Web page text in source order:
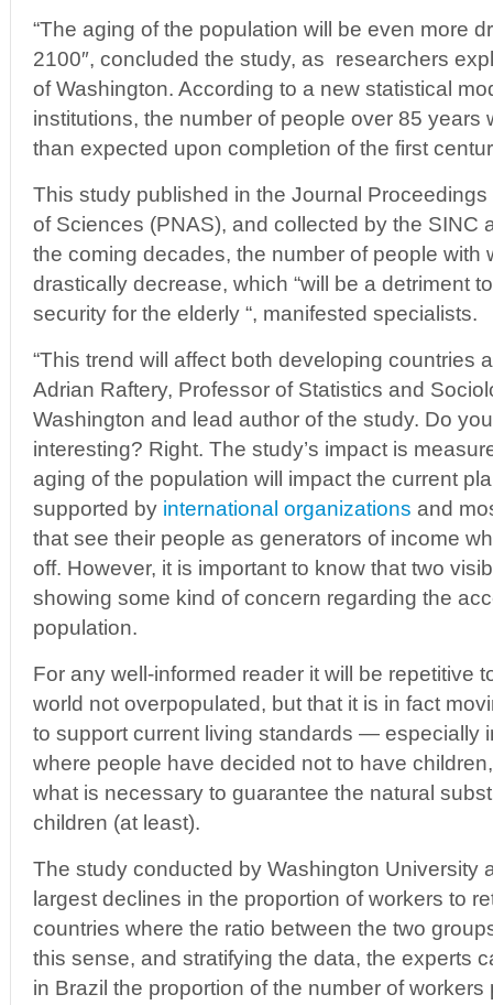
“The aging of the population will be even more
2100″, concluded the study, as researchers
of Washington. According to a new statistical
institutions, the number of people over 85 years
than expected upon completion of the first
This study published in the Journal
of Sciences (PNAS), and collected by the SINC
the coming decades, the number of people with
drastically decrease, which “will be a detriment
security for the elderly “, manifested specialists.
“This trend will affect both developing countries
Adrian Raftery, Professor of Statistics and
Washington and lead author of the study. Do
interesting? Right. The study’s impact is
aging of the population will impact the current
supported by international organizations and
that see their people as generators of income
off. However, it is important to know that two
showing some kind of concern regarding the
population.
For any well-informed reader it will be repetitive
world not overpopulated, but that it is in fact
to support current living standards — especially
where people have decided not to have
what is necessary to guarantee the natural
children (at least).
The study conducted by Washington University
largest declines in the proportion of workers to
countries where the ratio between the two
this sense, and stratifying the data, the experts
in Brazil the proportion of the number of workers